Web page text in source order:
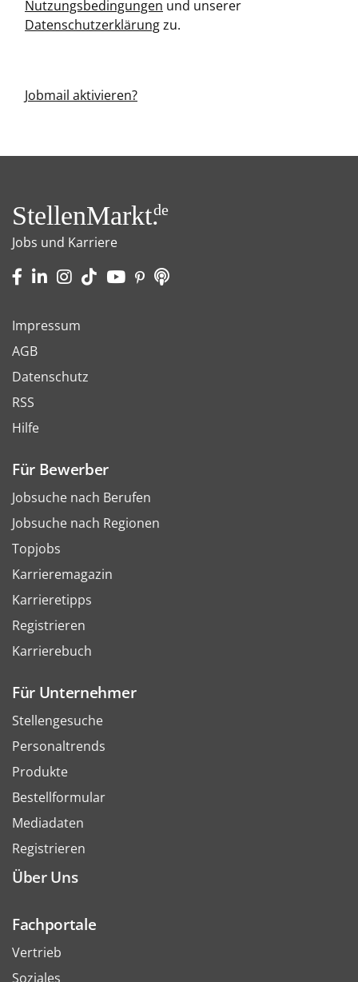
Nutzungsbedingungen und unserer
Datenschutzerklärungzu.
Jobmail aktivieren?
StellenMarkt.de
Jobs und Karriere
Impressum
AGB
Datenschutz
RSS
Hilfe
Für Bewerber
Jobsuche nach Berufen
Jobsuche nach Regionen
Topjobs
Karrieremagazin
Karrieretipps
Registrieren
Karrierebuch
Für Unternehmer
Stellengesuche
Personaltrends
Produkte
Bestellformular
Mediadaten
Registrieren
Über Uns
Fachportale
Vertrieb
Soziales